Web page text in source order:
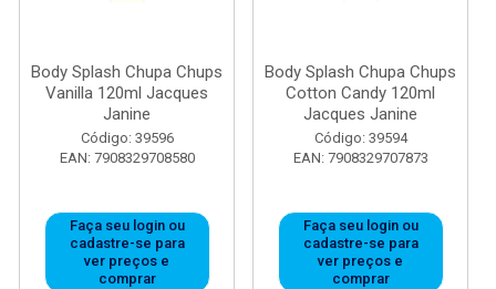
Body Splash Chupa Chups
Vanilla 120ml Jacques
Janine
Código: 39596
EAN: 7908329708580
Faça seu login ou
cadastre-se para
ver preços e
comprar
Body Splash Chupa Chups
Cotton Candy 120ml
Jacques Janine
Código: 39594
EAN: 7908329707873
Faça seu login ou
cadastre-se para
ver preços e
comprar